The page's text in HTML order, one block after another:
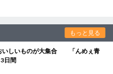
もっと見る
いしいものが大集合 「んめぇ青
日間